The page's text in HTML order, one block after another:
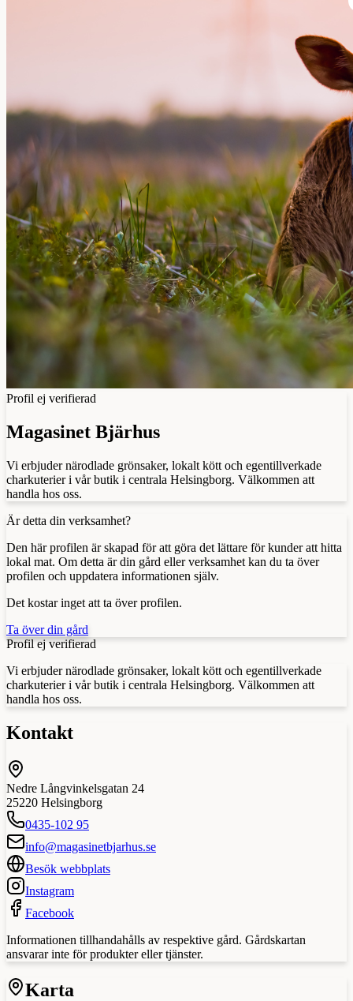
Profil ej verifierad
Magasinet Bjärhus
Vi erbjuder närodlade grönsaker, lokalt kött och egentillverkade
charkuterier i vår butik i centrala Helsingborg. Välkommen att
handla hos oss.
Är detta din verksamhet?
Den här profilen är skapad för att göra det lättare för kunder att hitta
lokal mat. Om detta är din gård eller verksamhet kan du ta över
profilen och uppdatera informationen själv.
Det kostar inget att ta över profilen.
Ta över din gård
Profil ej verifierad
Vi erbjuder närodlade grönsaker, lokalt kött och egentillverkade
charkuterier i vår butik i centrala Helsingborg. Välkommen att
handla hos oss.
Kontakt
Nedre Långvinkelsgatan 24
25220 Helsingborg
0435-102 95
info@magasinetbjarhus.se
Besök webbplats
Instagram
Facebook
Informationen tillhandahålls av respektive gård. Gårdskartan
ansvarar inte för produkter eller tjänster.
Karta